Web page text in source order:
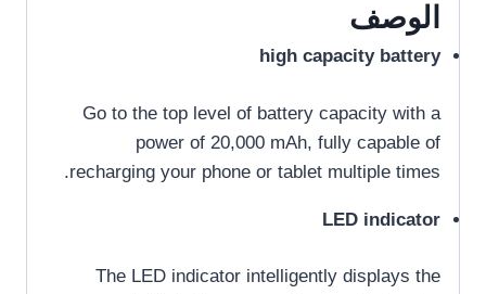
الوصف
high capacity battery
Go to the top level of battery capacity with a
power of 20,000 mAh, fully capable of
recharging your phone or tablet multiple times.
LED indicator
The LED indicator intelligently displays the